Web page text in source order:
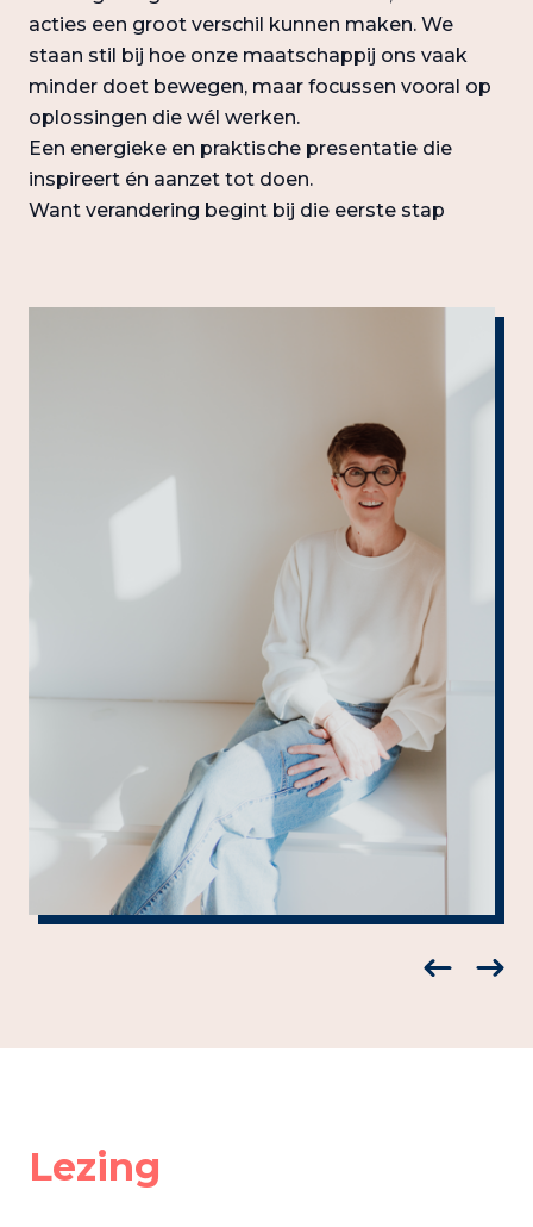
acties een groot verschil kunnen maken. We
staan stil bij hoe onze maatschappij ons vaak
minder doet bewegen, maar focussen vooral op
oplossingen die wél werken.
Een energieke en praktische presentatie die
inspireert én aanzet tot doen.
Want verandering begint bij die eerste stap
Lezing